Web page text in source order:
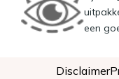
een
Disclaimer